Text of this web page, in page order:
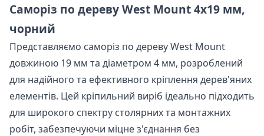
Саморіз по дереву West Mount 4х19 мм,
чорний
Представляємо саморіз по дереву West Mount
довжиною 19 мм та діаметром 4 мм, розроблений
для надійного та ефективного кріплення дерев'яних
елементів. Цей кріпильний виріб ідеально підходить
для широкого спектру столярних та монтажних
робіт, забезпечуючи міцне з'єднання без